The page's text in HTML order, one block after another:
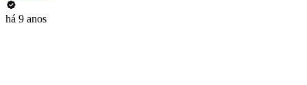
há 9 anos